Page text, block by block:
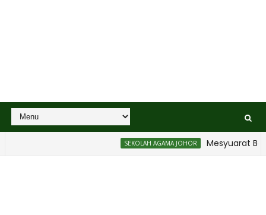
SEKOLAH AGAMA JOHOR Mesyuarat